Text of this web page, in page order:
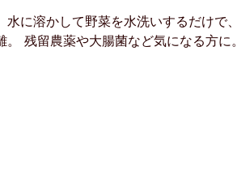
に溶かして野菜を水洗いするだけで、
残留農薬や大腸菌など気になる方に。